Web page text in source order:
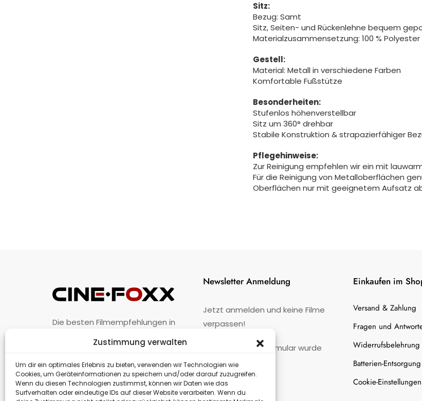
Zustimmung verwalten
Um dir ein optimales Erlebnis zu bieten, verwenden wir Technologien wie
Cookies, um Geräteinformationen zu speichern und/oder darauf zuzugreifen.
Wenn du diesen Technologien zustimmst, können wir Daten wie das
Surfverhalten oder eindeutige IDs auf dieser Website verarbeiten. Wenn du
Sitz:
Bezug: Samt
Sitz, Seiten- und Rückenlehne bequem
Materialzusammensetzung: 100 % Polyester
Gestell:
Material: Metall in verschiedene Farben
Komfortable Fußstütze
Besonderheiten:
Stufenlos höhenverstellbar
Sitz um 360° drehbar
Stabile Konstruktion & strapazierfähiger
Pflegehinweise:
Zur Reinigung empfehlen wir ein mit
Für die Reinigung von Metalloberflächen
Oberflächen nur mit geeignetem Aufsatz
Die besten Filmempfehlungen in
Unternehmen · Impressum · Kontakt
Newsletter Anmeldung
Jetzt anmelden und keine Filme
verpassen!
Kontaktformular wurde
nicht gefunden.
Einkaufen im
Versand & Zahlung
Fragen und
Widerrufsbelehrung
Batterien-Entsorgung
Cookie-Einstellungen